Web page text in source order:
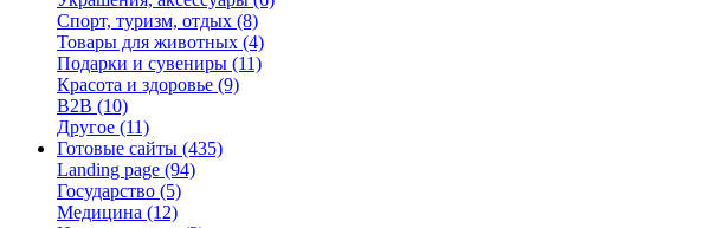
Спорт, туризм, отдых (8)
Товары для животных (4)
Подарки и сувениры (11)
Красота и здоровье (9)
B2B (10)
Другое (11)
Готовые сайты (435)
Landing page (94)
Государство (5)
Медицина (12)